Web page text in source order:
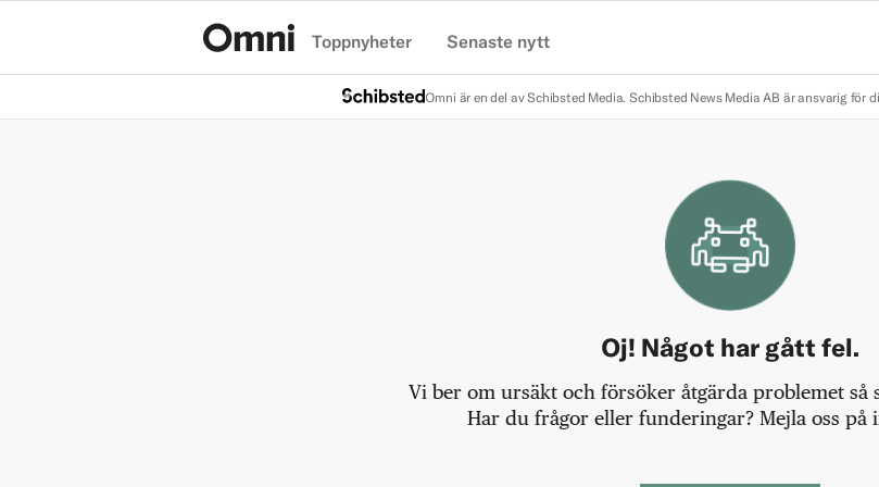
Toppnyheter Senaste nytt
Omni är en del av Schibsted Media. Schibsted News Media AB är ansvarig för
Oj! Något har gått fel.
Vi ber om ursäkt och försöker åtgärda problemet så
Har du frågor eller funderingar? Mejla oss på